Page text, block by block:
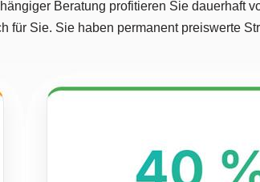
Beratung profitieren Sie dauerhaft
für Sie. Sie haben permanent preiswerte